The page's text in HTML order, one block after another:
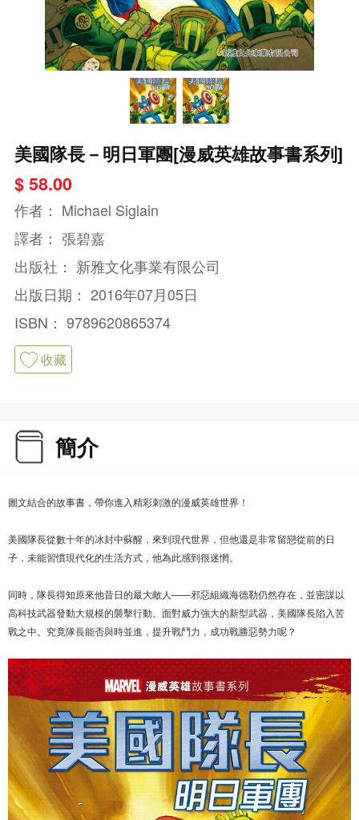
美國隊長－明日軍團[漫威英雄故事書系列]
$ 58.00
作者： Michael Siglain
譯者： 張碧嘉
出版社： 新雅文化事業有限公司
出版日期： 2016年07月05日
ISBN： 9789620865374
收藏
簡介
圖文結合的故事書，帶你進入精彩刺激的漫威英雄世界！
美國隊長從數十年的冰封中蘇醒，來到現代世界，但他還是非常留戀從前的日
子，未能習慣現代化的生活方式，他為此感到很迷惘。
同時，隊長得知原來他昔日的最大敵人——邪惡組織海德勒仍然存在，並密謀以
高科技武器發動大規模的襲擊行動。面對威力強大的新型武器，美國隊長陷入苦
戰之中。究竟隊長能否與時並進，提升戰鬥力，成功戰勝惡勢力呢？